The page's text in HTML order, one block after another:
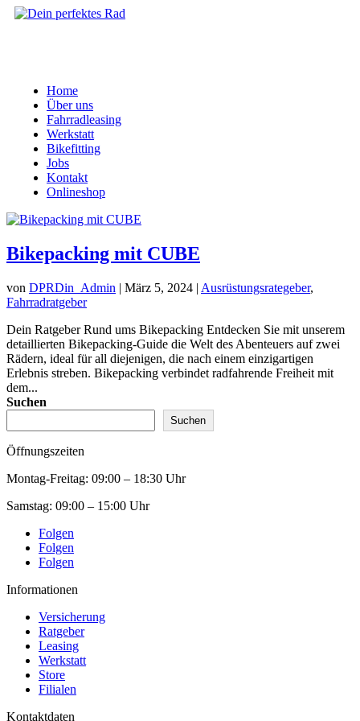
Home
Über uns
Fahrradleasing
Werkstatt
Bikefitting
Jobs
Kontakt
Onlineshop
Bikepacking mit CUBE
von DPRDin_Admin | März 5, 2024 | Ausrüstungsrategeber,
Fahrradratgeber
Dein Ratgeber Rund ums Bikepacking Entdecken Sie mit unserem
detaillierten Bikepacking-Guide die Welt des Abenteuers auf zwei
Rädern, ideal für all diejenigen, die nach einem einzigartigen
Erlebnis streben. Bikepacking verbindet radfahrende Freiheit mit
dem...
Suchen
Suchen
Öffnungszeiten
Montag-Freitag: 09:00 – 18:30 Uhr
Samstag: 09:00 – 15:00 Uhr
Folgen
Folgen
Folgen
Informationen
Versicherung
Ratgeber
Leasing
Werkstatt
Store
Filialen
Kontaktdaten